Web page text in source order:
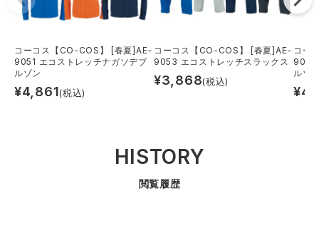
コーコス【CO-COS】 [春夏]AE-
9051 エコストレッチナガソデブ
ルゾン
¥4,861(税込)
コーコス【CO-COS】 [春夏]AE-
9053 エコストレッチスラックス
¥3,868(税込)
コー
9050
ルゾ
¥
HISTORY
閲覧履歴